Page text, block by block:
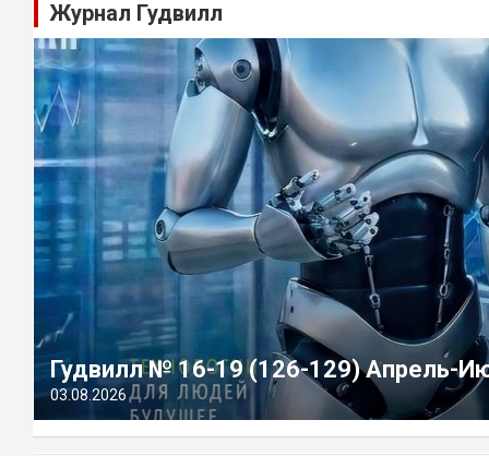
Журнал Гудвилл
Гудвилл № 16-19 (126-129) Апрель-
03.08.2026